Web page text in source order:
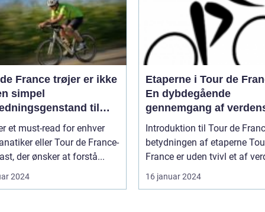
France trøjer er ikke
simpel
til
de bærer
og historie, der
langt ud over selve
et must-read for enhver
eller Tour de France-
der ønsker at forstå...
2024
Etaperne i Tour de
En dybdegående
gennemgang af
mest prestigefyldte
Introduktion til Tour de
betydningen af etaperne Tour de
France er uden tvivl et af
16 januar 2024